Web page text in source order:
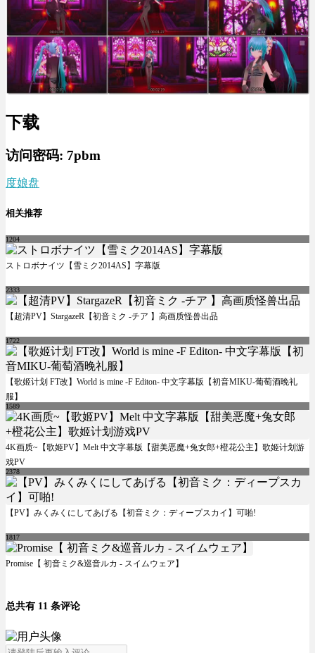
下载
访问密码: 7pbm
度娘盘
相关推荐
1204
ストロボナイツ【雪ミク2014AS】字幕版
2333
【超清PV】StargazeR【初音ミク -チア 】高画质怪兽出品
1722
【歌姬计划 FT改】World is mine -F Editon- 中文字幕版【初音MIKU-葡萄酒晚礼
服】
1589
4K画质~【歌姬PV】Melt 中文字幕版【甜美恶魔+兔女郎+橙花公主】歌姬计划游
戏PV
2378
【PV】みくみくにしてあげる【初音ミク：ディープスカイ】可啪!
1817
Promise【 初音ミク&巡音ルカ - スイムウェア】
总共有 11 条评论